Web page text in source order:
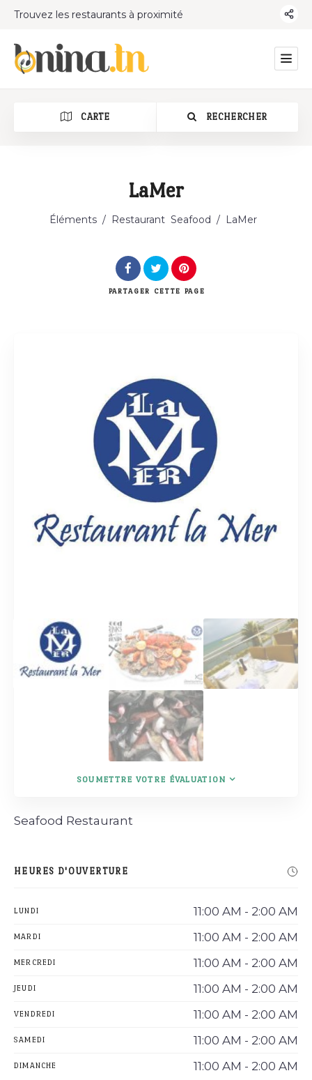
Trouvez les restaurants à proximité
CARTE RECHERCHER
Catégorie
Rechercher
LaMer
Éléments / Restaurant Seafood / LaMer
PARTAGER CETTE PAGE
SOUMETTRE VOTRE ÉVALUATION
Seafood Restaurant
HEURES D'OUVERTURE
LUNDI 11:00 AM - 2:00 AM
MARDI 11:00 AM - 2:00 AM
MERCREDI 11:00 AM - 2:00 AM
JEUDI 11:00 AM - 2:00 AM
VENDREDI 11:00 AM - 2:00 AM
SAMEDI 11:00 AM - 2:00 AM
DIMANCHE 11:00 AM - 2:00 AM